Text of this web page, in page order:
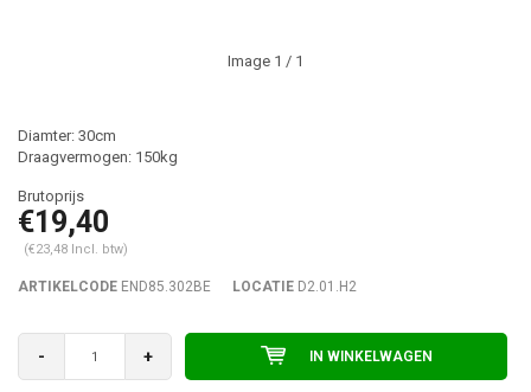
Image 1 / 1
Diamter: 30cm
Draagvermogen: 150kg
€19,40
(€23,48 Incl. btw)
ARTIKELCODE END85.302BE LOCATIE D2.01.H2
- + IN WINKELWAGEN